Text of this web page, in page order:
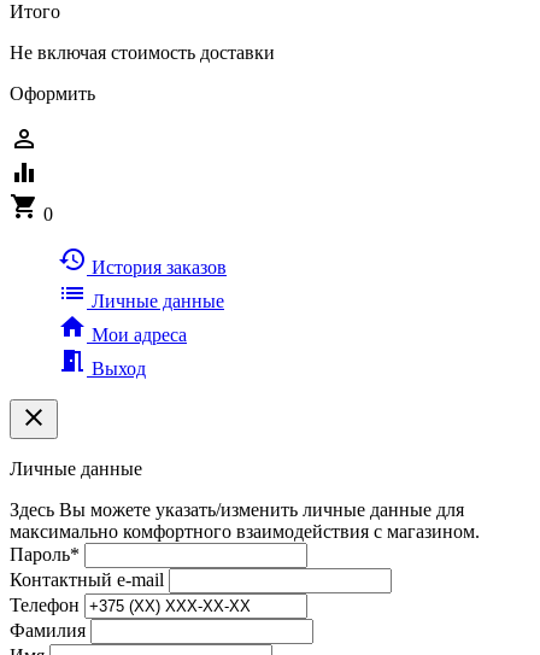
Итого
Не включая стоимость доставки
Оформить
person_outline
equalizer
shopping_cart 0
history История заказов
list Личные данные
home Мои адреса
meeting_room Выход
clear
Личные данные
Здесь Вы можете указать/изменить личные данные для
максимально комфортного взаимодействия с магазином.
Пароль*
Контактный e-mail
Телефон
Фамилия